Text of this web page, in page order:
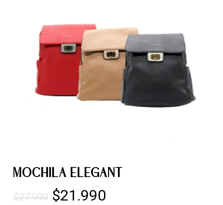
MOCHILA ELEGANT
$27.990 El
$21.990El